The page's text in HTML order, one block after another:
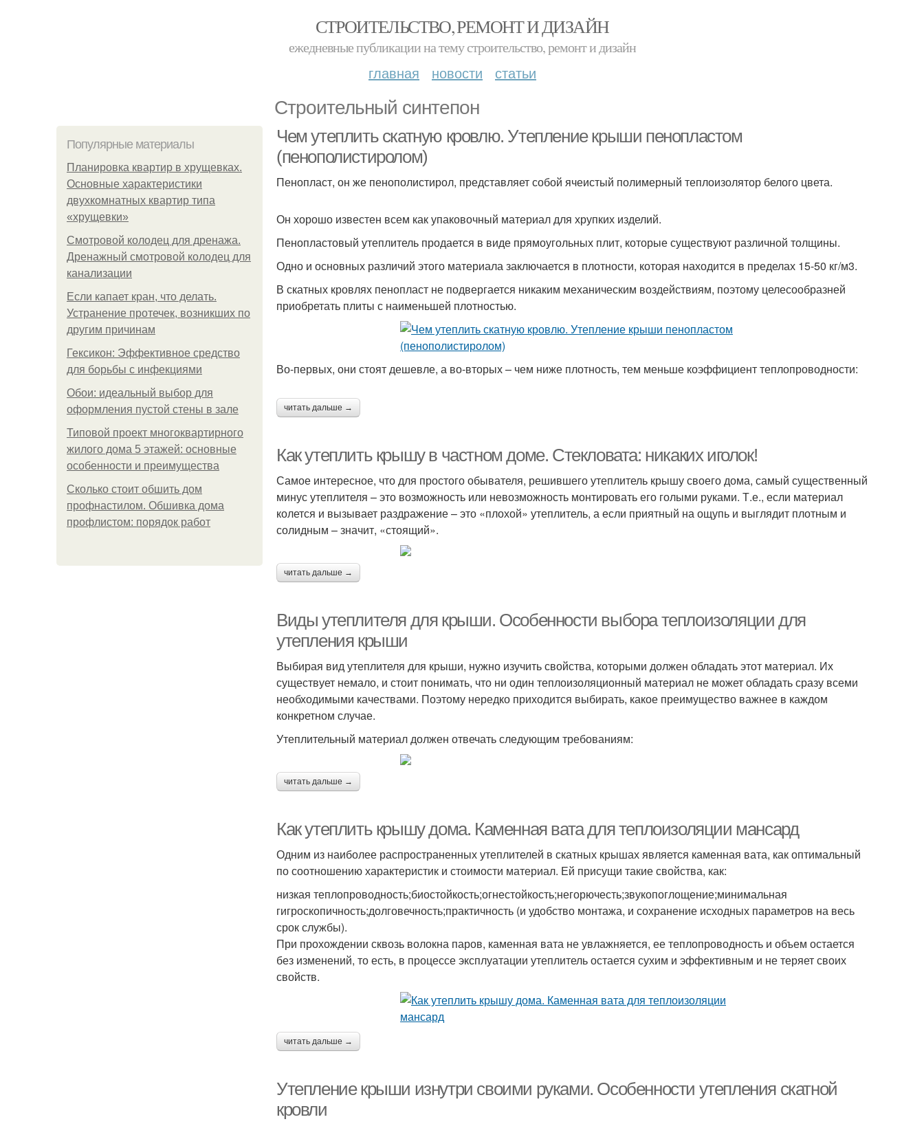
СТРОИТЕЛЬСТВО, РЕМОНТ И ДИЗАЙН
ежедневные публикации на тему строительство, ремонт и дизайн
главная новости статьи
Строительный синтепон
Популярные материалы
Планировка квартир в хрущевках.
Основные характеристики
двухкомнатных квартир типа
«хрущевки»
Смотровой колодец для дренажа.
Дренажный смотровой колодец для
канализации
Если капает кран, что делать.
Устранение протечек, возникших по
другим причинам
Гексикон: Эффективное средство
для борьбы с инфекциями
Обои: идеальный выбор для
оформления пустой стены в зале
Типовой проект многоквартирного
жилого дома 5 этажей: основные
особенности и преимущества
Сколько стоит обшить дом
профнастилом. Обшивка дома
профлистом: порядок работ
Чем утеплить скатную кровлю. Утепление крыши пенопластом
(пенополистиролом)
Пенопласт, он же пенополистирол, представляет собой ячеистый полимерный теплоизолятор белого цвета.
Он хорошо известен всем как упаковочный материал для хрупких изделий.
Пенопластовый утеплитель продается в виде прямоугольных плит, которые существуют различной толщины.
Одно и основных различий этого материала заключается в плотности, которая находится в пределах 15-50 кг/м3.
В скатных кровлях пенопласт не подвергается никаким механическим воздействиям, поэтому целесообразней
приобретать плиты с наименьшей плотностью.
Во-первых, они стоят дешевле, а во-вторых – чем ниже плотность, тем меньше коэффициент теплопроводности:
читать дальше →
Как утеплить крышу в частном доме. Стекловата: никаких иголок!
Самое интересное, что для простого обывателя, решившего утеплитель крышу своего дома, самый существенный
минус утеплителя – это возможность или невозможность монтировать его голыми руками. Т.е., если материал
колется и вызывает раздражение – это «плохой» утеплитель, а если приятный на ощупь и выглядит плотным и
солидным – значит, «стоящий».
читать дальше →
Виды утеплителя для крыши. Особенности выбора теплоизоляции для
утепления крыши
Выбирая вид утеплителя для крыши, нужно изучить свойства, которыми должен обладать этот материал. Их
существует немало, и стоит понимать, что ни один теплоизоляционный материал не может обладать сразу всеми
необходимыми качествами. Поэтому нередко приходится выбирать, какое преимущество важнее в каждом
конкретном случае.
Утеплительный материал должен отвечать следующим требованиям:
читать дальше →
Как утеплить крышу дома. Каменная вата для теплоизоляции мансард
Одним из наиболее распространенных утеплителей в скатных крышах является каменная вата, как оптимальный
по соотношению характеристик и стоимости материал. Ей присущи такие свойства, как:
низкая теплопроводность;биостойкость;огнестойкость;негорючесть;звукопоглощение;минимальная
гигроскопичность;долговечность;практичность (и удобство монтажа, и сохранение исходных параметров на весь
срок службы).
При прохождении сквозь волокна паров, каменная вата не увлажняется, ее теплопроводность и объем остается
без изменений, то есть, в процессе эксплуатации утеплитель остается сухим и эффективным и не теряет своих
свойств.
читать дальше →
Утепление крыши изнутри своими руками. Особенности утепления скатной
кровли